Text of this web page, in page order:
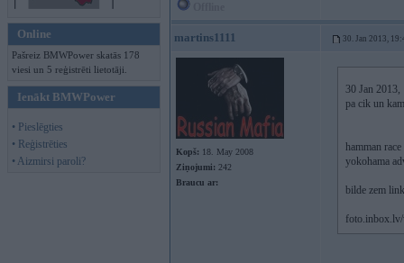
Online
Pašreiz BMWPower skatās 178
viesi un 5 reģistrēti lietotāji.
Ienākt BMWPower
• Pieslēgties
• Reģistrēties
• Aizmirsi paroli?
martins1111 30. Jan 2013,
Kopš: 18. May 2008
Ziņojumi: 242
Braucu ar:
30 Jan
pa cik un
hamman
yokohama
bilde zem